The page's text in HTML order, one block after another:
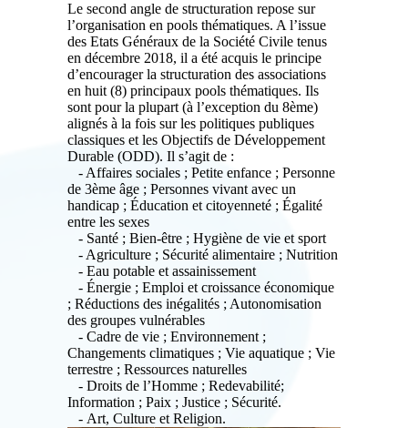
Le second angle de structuration repose sur
l’organisation en pools thématiques. A l’issue
des Etats Généraux de la Société Civile tenus
en décembre 2018, il a été acquis le principe
d’encourager la structuration des associations
en huit (8) principaux pools thématiques. Ils
sont pour la plupart (à l’exception du 8ème)
alignés à la fois sur les politiques publiques
classiques et les Objectifs de Développement
Durable (ODD). Il s’agit de :
- Affaires sociales ; Petite enfance ; Personne
de 3ème âge ; Personnes vivant avec un
handicap ; Éducation et citoyenneté ; Égalité
entre les sexes
- Santé ; Bien-être ; Hygiène de vie et sport
- Agriculture ; Sécurité alimentaire ; Nutrition
- Eau potable et assainissement
- Énergie ; Emploi et croissance économique
; Réductions des inégalités ; Autonomisation
des groupes vulnérables
- Cadre de vie ; Environnement ;
Changements climatiques ; Vie aquatique ; Vie
terrestre ; Ressources naturelles
- Droits de l’Homme ; Redevabilité;
Information ; Paix ; Justice ; Sécurité.
- Art, Culture et Religion.